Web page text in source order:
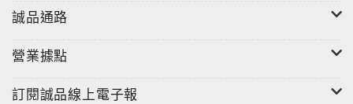
誠品通路
營業據點
訂閱誠品線上電子報